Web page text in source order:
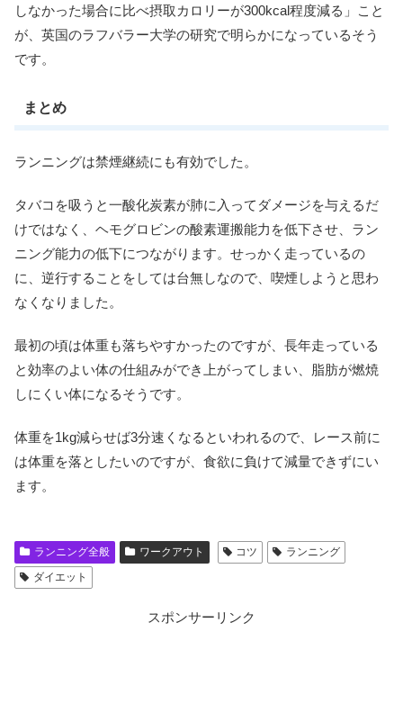
しなかった場合に比べ摂取カロリーが300kcal程度減る」こと
が、英国のラフバラー大学の研究で明らかになっているそう
です。
まとめ
ランニングは禁煙継続にも有効でした。
タバコを吸うと一酸化炭素が肺に入ってダメージを与えるだ
けではなく、ヘモグロビンの酸素運搬能力を低下させ、ラン
ニング能力の低下につながります。せっかく走っているの
に、逆行することをしては台無しなので、喫煙しようと思わ
なくなりました。
最初の頃は体重も落ちやすかったのですが、長年走っている
と効率のよい体の仕組みができ上がってしまい、脂肪が燃焼
しにくい体になるそうです。
体重を1kg減らせば3分速くなるといわれるので、レース前に
は体重を落としたいのですが、食欲に負けて減量できずにい
ます。
ランニング全般 ワークアウト コツ
ランニング
ダイエット
スポンサーリンク